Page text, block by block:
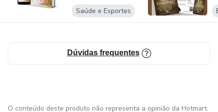
Saúde e Esportes
Dúvidas frequentes
O conteúdo deste produto não representa a opinião da Hotmart.